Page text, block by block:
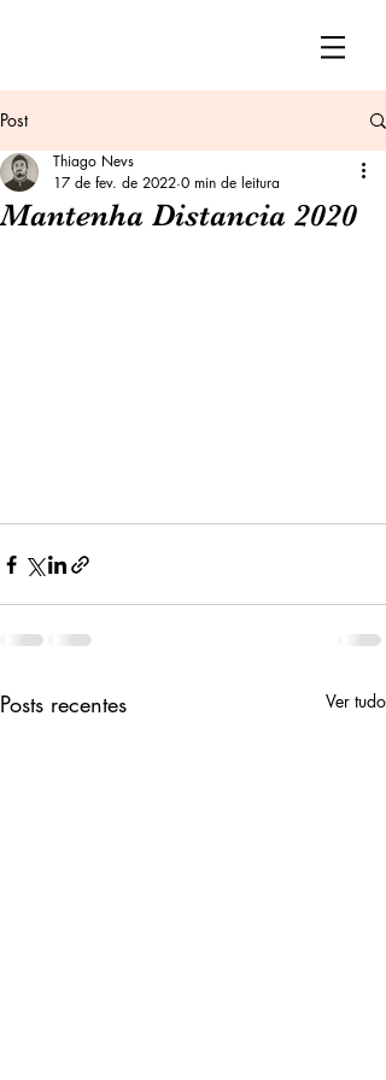
Post
Mantenha Distancia 2020
Thiago Nevs
17 de fev. de 2022 0 min de leitura
Posts recentes Ver tudo